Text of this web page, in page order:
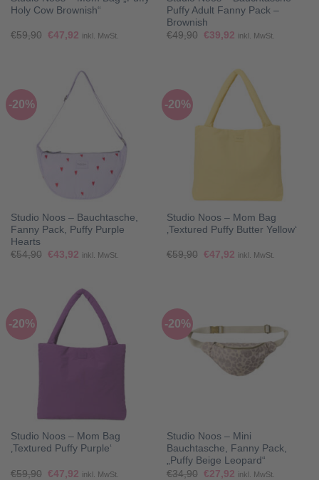
Holy Cow Brownish“
€59,90 Ursprünglicher
€47,92Aktueller
inkl. MwSt.
Puffy Adult Fanny Pack –
Brownish
€49,90 Ursprünglicher
€39,92Aktueller
inkl. MwSt.
-20%
Studio Noos – Bauchtasche,
Fanny Pack, Puffy Purple
Hearts
€54,90 Ursprünglicher
€43,92Aktueller
inkl. MwSt.
-20%
Studio Noos – Mom Bag
‚Textured Puffy Butter Yellow‘
€59,90 Ursprünglicher
€47,92Aktueller
inkl. MwSt.
-20%
Studio Noos – Mom Bag
‚Textured Puffy Purple‘
€59,90 Ursprünglicher
€47,92Aktueller
inkl. MwSt.
-20%
Studio Noos – Mini
Bauchtasche, Fanny Pack,
„Puffy Beige Leopard“
€34,90 Ursprünglicher
€27,92Aktueller
inkl. MwSt.